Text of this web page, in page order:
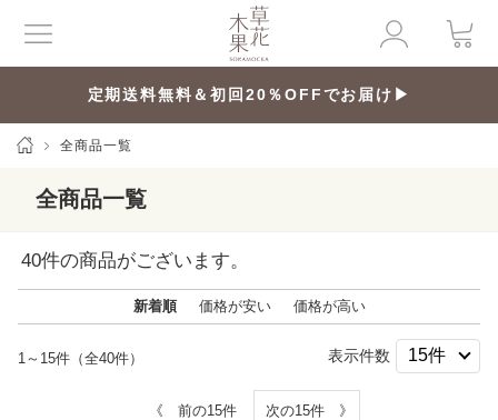
定期送料無料＆初回20％OFFでお届け▶
全商品一覧
全商品一覧
40件の商品がございます。
新着順 価格が安い 価格が高い
1～15件（全40件） 表示件数
《 前の15件 次の15件 》